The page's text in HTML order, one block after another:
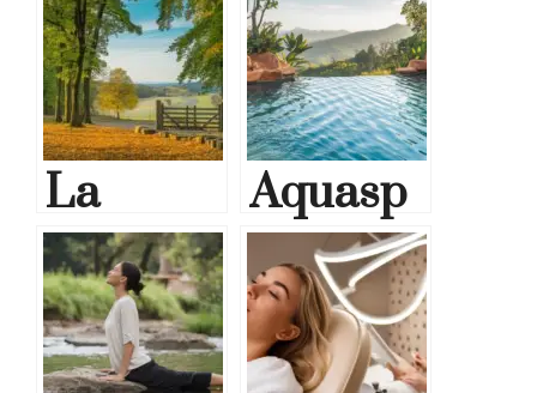
La
puissan
ce de la
médecin
Aquasp
ot
Carvin :
Une